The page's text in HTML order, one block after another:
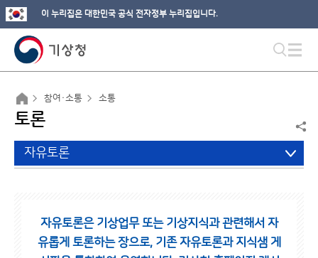
이 누리집은 대한민국 공식 전자정부 누리집입니다.
참여·소통 소통
토론
자유토론
자유토론은 기상업무 또는 기상지식과 관련해서 자
유롭게 토론하는 장으로, 기존 자유토론과 지식샘 게